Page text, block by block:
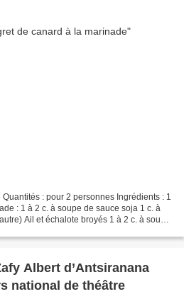
: pour 2 personnes Ingrédients : 1
: 1 à 2 c. à soupe de sauce soja 1 c. à
Ail et échalote broyés 1 à 2 c. à soupe
Albert d’Antsiranana
national de théâtre